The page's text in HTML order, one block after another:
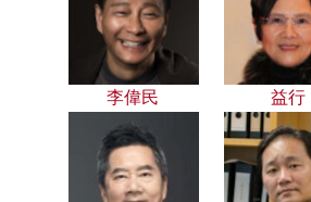
李偉民 益行